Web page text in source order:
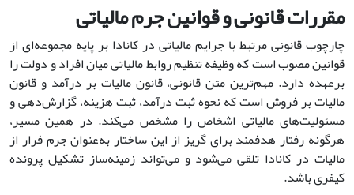
مقررات قانونی و قوانین جرم مالیاتی
چارچوب قانونی مرتبط با جرایم مالیاتی در کانادا بر پایه مجموعه‌ای از
قوانین مصوب است که وظیفه تنظیم روابط مالیاتی میان افراد و دولت را
برعهده دارد. مهم‌ترین متن قانونی، قانون مالیات بر درآمد و قانون
مالیات بر فروش است که نحوه ثبت درآمد، ثبت هزینه، گزارش‌دهی و
مسئولیت‌های مالیاتی اشخاص را مشخص می‌کند. در همین مسیر،
هرگونه رفتار هدفمند برای گریز از این ساختار به‌عنوان جرم فرار از
مالیات در کانادا تلقی می‌شود و می‌تواند زمینه‌ساز تشکیل پرونده
کیفری باشد.